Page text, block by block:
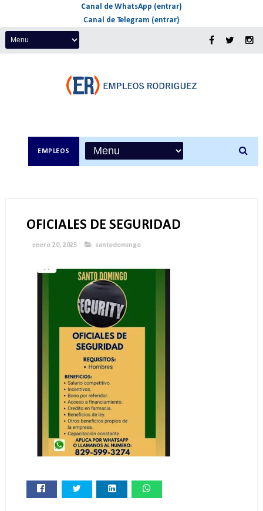
Canal de WhatsApp (entrar)
Canal de Telegram (entrar)
EMPLEOS
OFICIALES DE SEGURIDAD
enero 20, 2025 santodomingo